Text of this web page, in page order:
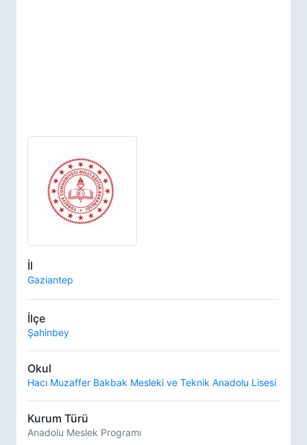
İl
Gaziantep
İlçe
Şahinbey
Okul
Hacı Muzaffer Bakbak Mesleki ve Teknik Anadolu Lisesi
Kurum Türü
Anadolu Meslek Programı